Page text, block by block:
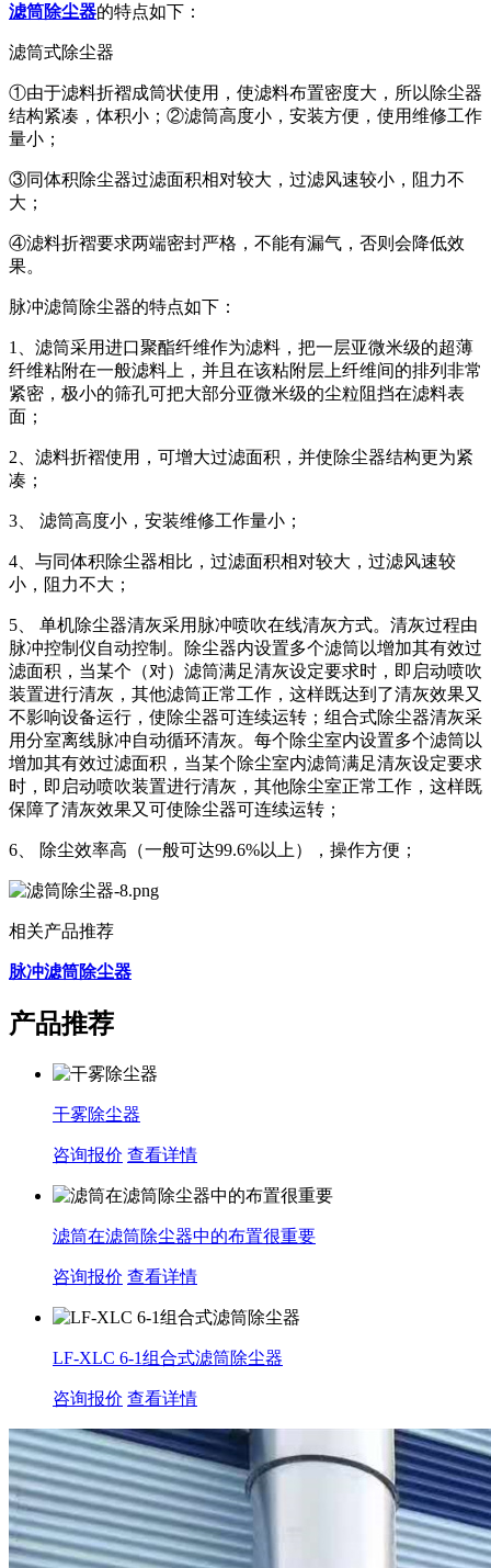
滤筒除尘器的特点如下：
滤筒式除尘器
①由于滤料折褶成筒状使用，使滤料布置密度大，所以除尘器
结构紧凑，体积小；②滤筒高度小，安装方便，使用维修工作
量小；
③同体积除尘器过滤面积相对较大，过滤风速较小，阻力不
大；
④滤料折褶要求两端密封严格，不能有漏气，否则会降低效
果。
脉冲滤筒除尘器的特点如下：
1、滤筒采用进口聚酯纤维作为滤料，把一层亚微米级的超薄
纤维粘附在一般滤料上，并且在该粘附层上纤维间的排列非常
紧密，极小的筛孔可把大部分亚微米级的尘粒阻挡在滤料表
面；
2、滤料折褶使用，可增大过滤面积，并使除尘器结构更为紧
凑；
3、 滤筒高度小，安装维修工作量小；
4、与同体积除尘器相比，过滤面积相对较大，过滤风速较
小，阻力不大；
5、 单机除尘器清灰采用脉冲喷吹在线清灰方式。清灰过程由
脉冲控制仪自动控制。除尘器内设置多个滤筒以增加其有效过
滤面积，当某个（对）滤筒满足清灰设定要求时，即启动喷吹
装置进行清灰，其他滤筒正常工作，这样既达到了清灰效果又
不影响设备运行，使除尘器可连续运转；组合式除尘器清灰采
用分室离线脉冲自动循环清灰。每个除尘室内设置多个滤筒以
增加其有效过滤面积，当某个除尘室内滤筒满足清灰设定要求
时，即启动喷吹装置进行清灰，其他除尘室正常工作，这样既
保障了清灰效果又可使除尘器可连续运转；
6、 除尘效率高（一般可达99.6%以上），操作方便；
相关产品推荐
脉冲滤筒除尘器
产品推荐
干雾除尘器
咨询报价 查看详情
滤筒在滤筒除尘器中的布置很重要
咨询报价 查看详情
LF-XLC 6-1组合式滤筒除尘器
咨询报价 查看详情